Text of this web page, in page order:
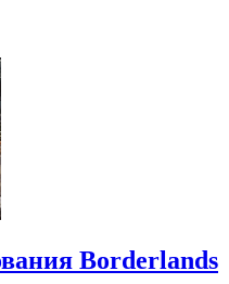
Borderlands